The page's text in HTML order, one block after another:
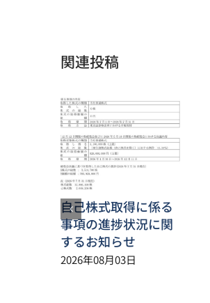
関連投稿
自己株式取得に係る
事項の進捗状況に関
するお知らせ
2026年08月03日